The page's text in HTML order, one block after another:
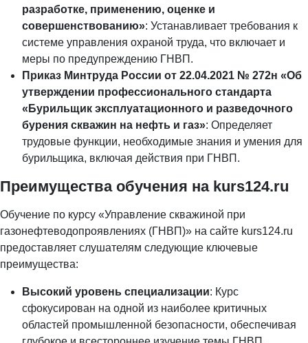
разработке, применению, оценке и
совершенствованию»: Устанавливает требования к
системе управления охраной труда, что включает и
меры по предупреждению ГНВП.
Приказ Минтруда России от 22.04.2021 № 272н «Об
утверждении профессионального стандарта
«Бурильщик эксплуатационного и разведочного
бурения скважин на нефть и газ»: Определяет
трудовые функции, необходимые знания и умения для
бурильщика, включая действия при ГНВП.
Преимущества обучения на kurs124.ru
Обучение по курсу «Управление скважиной при
газонефтеводопроявлениях (ГНВП)» на сайте kurs124.ru
предоставляет слушателям следующие ключевые
преимущества:
Высокий уровень специализации: Курс
сфокусирован на одной из наиболее критичных
областей промышленной безопасности, обеспечивая